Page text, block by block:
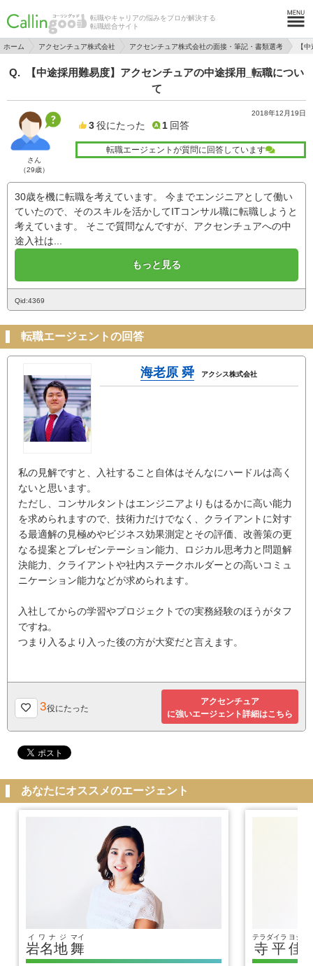
転職やキャリアの悩みをプロが解決する
転職総合サイト
ホーム アクセンチュア株式会社 アクセンチュア株式会社の面接・筆記・書類選考 【
【中途採用難易度】アクセンチュアの中途採用_転職につい
て
さん
（29歳）
2018年12月19日
3 役にたった 1 回答
転職エージェントが質問に回答しています
30歳を機に転職を考えています。 今までエンジニアとして働い
ていたので、そのスキルを活かしてITコンサル職に転職しようと
考えています。 そこで質問なんですが、アクセンチュアへの中
途入社は...
もっと見る
Qid:4369
転職エージェントの回答
海老原 舜 アクシス株式会社
私の見解ですと、入社すること自体はそんなにハードルは高く
ないと思います。
ただし、コンサルタントはエンジニアよりもはるかに高い能力
を求められますので、技術力だけでなく、クライアントに対す
る最適解の見極めやビジネス効果測定とその評価、改善策の更
なる提案とプレゼンテーション能力、ロジカル思考力と問題解
決能力、クライアントや社内ステークホルダーとの高いコミュ
ニケーション能力などが求められます。
入社してからの学習やプロジェクトでの実務経験のほうがタフ
ですね。
つまり入るより入った後の方が大変だと言えます。
3役にたった
アクセンチュア
に強いエージェント詳細はこちら
あなたにオススメのエージェント
岩名地
イワナジ
舞
マイ
寺平
テラダイラ
佳
ヨシヒ